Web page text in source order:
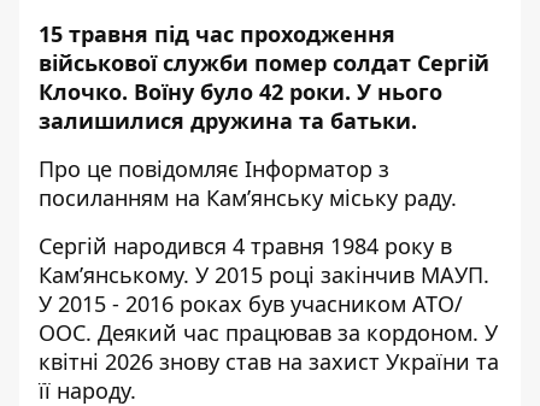
15 травня під час проходження
військової служби помер солдат Сергій
Клочко. Воїну було 42 роки. У нього
залишилися дружина та батьки.
Про це повідомляє Інформатор з
посиланням на Кам’янську міську раду.
Сергій народився 4 травня 1984 року в
Камʼянському. У 2015 році закінчив МАУП.
У 2015 - 2016 роках був учасником АТО/
ООС. Деякий час працював за кордоном. У
квітні 2026 знову став на захист України та
її народу.